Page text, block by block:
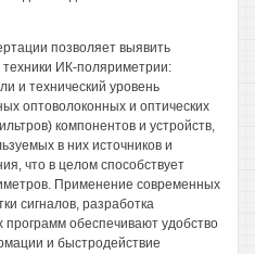
позволяет выявить
ИК-поляриметрии:
и технический уровень
оптоволоконных и оптических
компонентов и устройств,
в них источников и
что в целом способствует
Применение современных
сигналов, разработка
программ обеспечивают удобство
и быстродействие